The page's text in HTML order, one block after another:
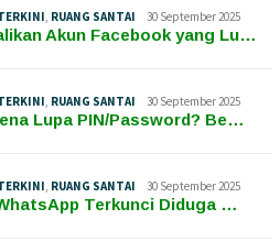
RUANG SANTAI 30 September 2025
Akun Facebook yang Lu…
RUANG SANTAI 30 September 2025
Lupa PIN/Password? Be…
RUANG SANTAI 30 September 2025
Terkunci Diduga …